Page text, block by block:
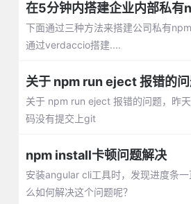
在5分钟内搭建企业内部私有
下面通过三种方法来搭建公司私有
通过verdaccio搭建....
关于 npm run eject 报错的
关于 npm run eject 报错的问题，昨
码没有提交上git
npm install卡顿问题解决
安装angular cli工具时，发现进度条
么如何解决这个问题呢？